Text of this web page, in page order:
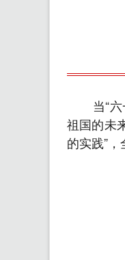
当“
祖国的未
的实践”